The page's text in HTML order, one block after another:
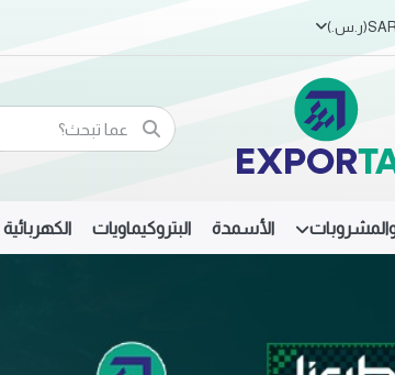
(ر.س.‏)
والمشروبات الأسمدة البتروكيماويات الكهربائية